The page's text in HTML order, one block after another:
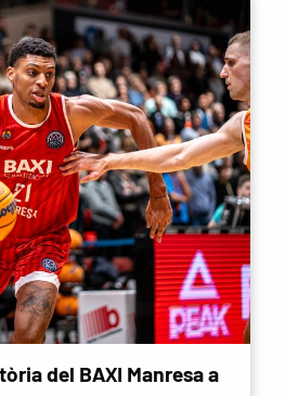
del BAXI Manresa a